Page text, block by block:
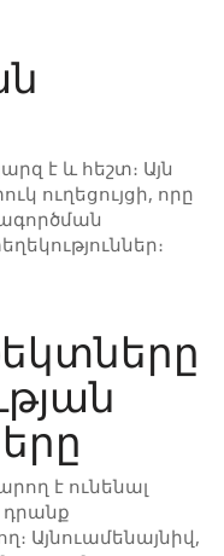
է և հեշտ։ Այն
ուղեցույցի, որը
է ունենալ
դրանք
Այնուամենայնիվ,